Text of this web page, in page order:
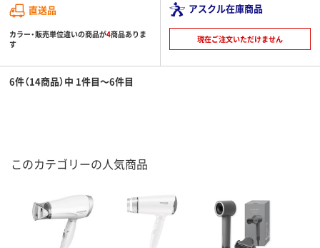
直送品
カラー・販売単位違いの商品が4商品ありま
す
アスクル在庫商品
現在ご注文いただけません
6件（14商品）中 1件目～6件目
このカテゴリーの人気商品